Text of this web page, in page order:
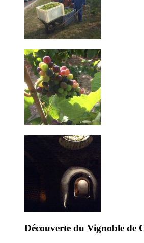
Découverte du Vignoble de